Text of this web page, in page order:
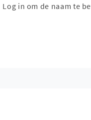
Log in om de naam te